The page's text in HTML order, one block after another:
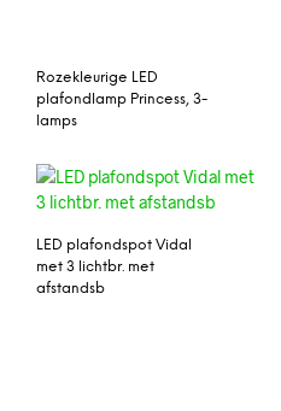
Rozekleurige LED
plafondlamp Princess, 3-
lamps
LED plafondspot Vidal
met 3 lichtbr. met
afstandsb